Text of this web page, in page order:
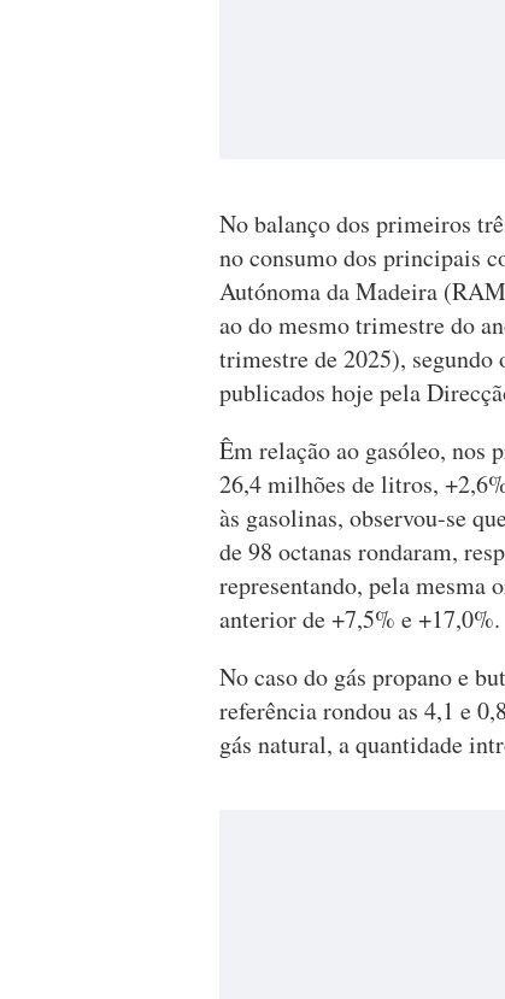
No balanço dos primeiros
no consumo dos principais
Autónoma da Madeira
ao do mesmo trimestre do
trimestre de 2025), segundo
publicados hoje pela
Êm relação ao gasóleo, nos
26,4 milhões de litros,
às gasolinas, observou-se
de 98 octanas rondaram,
representando, pela mesma
anterior de +7,5% e +17,0%.
No caso do gás propano e
referência rondou as 4,1 e
gás natural, a quantidade